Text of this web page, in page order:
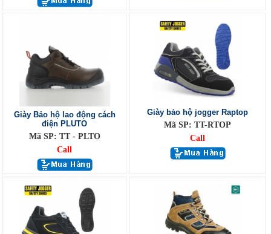
Giày Bảo hộ lao động cách
điện PLUTO
Mã SP: TT - PLTO
Call
Giày bảo hộ jogger Raptop
Mã SP: TT-RTOP
Call